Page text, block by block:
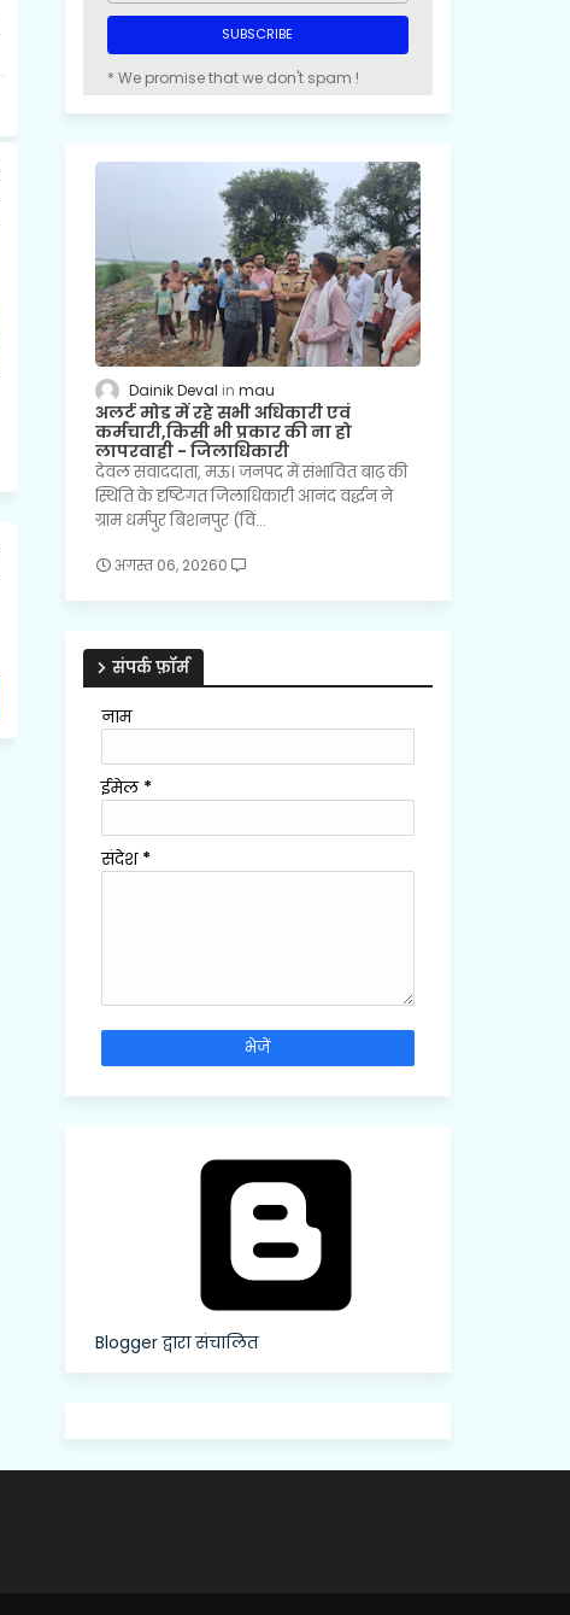
* We promise that we don't spam !
Dainik Deval mau
अलर्ट मोड में रहे सभी अधिकारी एवं
कर्मचारी,किसी भी प्रकार की ना हो
लापरवाही - जिलाधिकारी
देवल संवाददाता, मऊ। जनपद में संभावित बाढ़ की
स्थिति के दृष्टिगत जिलाधिकारी आनंद वर्द्धन ने
ग्राम धर्मपुर बिशनपुर (विं…
अगस्त 06, 20260
संपर्क फ़ॉर्म
नाम
ईमेल *
संदेश *
Blogger द्वारा संचालित